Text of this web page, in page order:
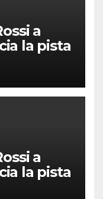
a
la pista
a
la pista